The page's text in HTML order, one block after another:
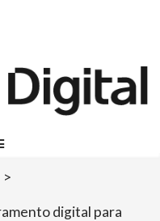
>
digital para